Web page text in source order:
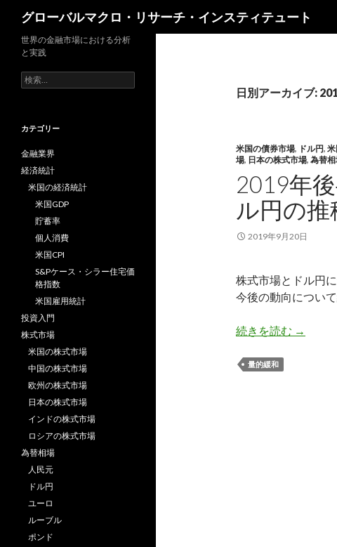
グローバルマクロ・リサーチ・インスティテュート
日別アーカイブ:
米国の債券市場, ドル円,
場, 日本の株式市場, 為替
2019年
ル円の推
2019年9月20日
株式市場とドル円
今後の動向につい
続きを読む 2019年
→
量的緩和
世界の金融市場における分析
と実践
検
索:
カテゴリー
金融業界
経済統計
米国の経済統計
米国GDP
貯蓄率
個人消費
米国CPI
S&Pケース・シラー住宅価
格指数
米国雇用統計
投資入門
株式市場
米国の株式市場
中国の株式市場
欧州の株式市場
日本の株式市場
インドの株式市場
ロシアの株式市場
為替相場
人民元
ドル円
ユーロ
ルーブル
ポンド